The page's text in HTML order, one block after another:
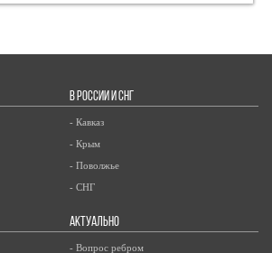
В РОССИИ И СНГ
- Кавказ
- Крым
- Поволжье
- СНГ
АКТУАЛЬНО
- Вопрос ребром